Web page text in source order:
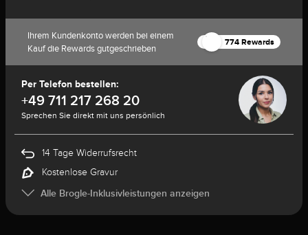
Ihrem Kundenkonto werden bei einem
Kauf die Rewards gutgeschrieben
774 Rewards
Per Telefon bestellen:
+49 711 217 268 20
Sprechen Sie direkt mit uns persönlich
14 Tage Widerrufsrecht
Kostenlose Gravur
Alle Brogle-Inklusivleistungen anzeigen